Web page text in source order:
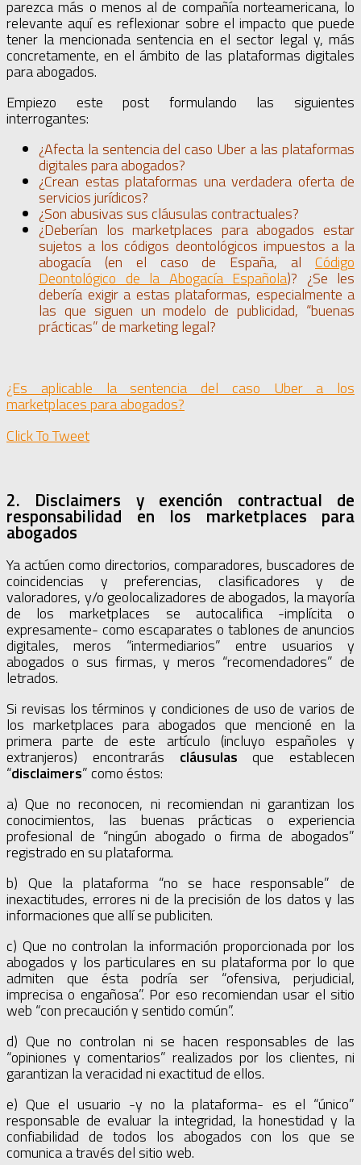
parezca más o menos al de compañía norteamericana, lo
relevante aquí es reflexionar sobre el impacto que puede
tener la mencionada sentencia en el sector legal y, más
concretamente, en el ámbito de las plataformas digitales
para abogados.
Empiezo este post formulando las siguientes
interrogantes:
¿Afecta la sentencia del caso Uber a las plataformas
digitales para abogados?
¿Crean estas plataformas una verdadera oferta de
servicios jurídicos?
¿Son abusivas sus cláusulas contractuales?
¿Deberían los marketplaces para abogados estar
sujetos a los códigos deontológicos impuestos a la
abogacía (en el caso de España, al Código
Deontológico de la Abogacía Española)? ¿Se les
debería exigir a estas plataformas, especialmente a
las que siguen un modelo de publicidad, “buenas
prácticas” de marketing legal?
¿Es aplicable la sentencia del caso Uber a los
marketplaces para abogados?
Click To Tweet
2. Disclaimers y exención contractual de
responsabilidad en los marketplaces para
abogados
Ya actúen como directorios, comparadores, buscadores de
coincidencias y preferencias, clasificadores y de
valoradores, y/o geolocalizadores de abogados, la mayoría
de los marketplaces se autocalifica -implícita o
expresamente- como escaparates o tablones de anuncios
digitales, meros “intermediarios” entre usuarios y
abogados o sus firmas, y meros “recomendadores” de
letrados.
Si revisas los términos y condiciones de uso de varios de
los marketplaces para abogados que mencioné en la
primera parte de este artículo (incluyo españoles y
extranjeros) encontrarás cláusulas que establecen
“disclaimers” como éstos:
a) Que no reconocen, ni recomiendan ni garantizan los
conocimientos, las buenas prácticas o experiencia
profesional de “ningún abogado o firma de abogados”
registrado en su plataforma.
b) Que la plataforma “no se hace responsable” de
inexactitudes, errores ni de la precisión de los datos y las
informaciones que allí se publiciten.
c) Que no controlan la información proporcionada por los
abogados y los particulares en su plataforma por lo que
admiten que ésta podría ser “ofensiva, perjudicial,
imprecisa o engañosa”. Por eso recomiendan usar el sitio
web “con precaución y sentido común”.
d) Que no controlan ni se hacen responsables de las
“opiniones y comentarios” realizados por los clientes, ni
garantizan la veracidad ni exactitud de ellos.
e) Que el usuario -y no la plataforma- es el “único”
responsable de evaluar la integridad, la honestidad y la
confiabilidad de todos los abogados con los que se
comunica a través del sitio web.